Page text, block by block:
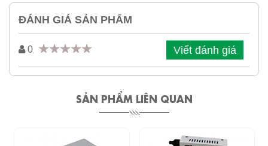
ĐÁNH GIÁ SẢN PHẨM
0 Viết đánh giá
SẢN PHẨM LIÊN QUAN